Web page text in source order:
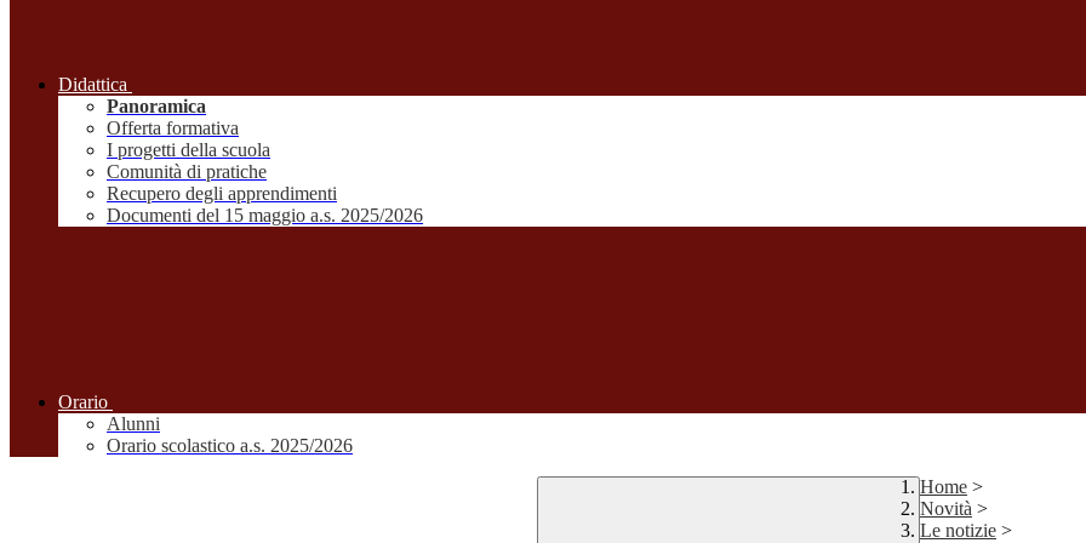
Didattica
Panoramica
Offerta formativa
I progetti della scuola
Comunità di pratiche
Recupero degli apprendimenti
Documenti del 15 maggio a.s. 2025/2026
Orario
Alunni
Orario scolastico a.s. 2025/2026
Home >
Novità >
Le notizie >